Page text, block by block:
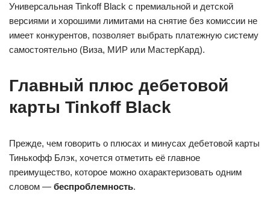
Универсальная Tinkoff Black с премиальной и детской
версиями и хорошими лимитами на снятие без комиссии не
имеет конкурентов, позволяет выбрать платежную систему
самостоятельно (Виза, МИР или МастерКард).
Главный плюс дебетовой
карты Tinkoff Black
Прежде, чем говорить о плюсах и минусах дебетовой карты
Тинькофф Блэк, хочется отметить её главное
преимущество, которое можно охарактеризовать одним
словом — беспроблемность.